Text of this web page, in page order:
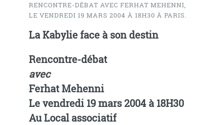
RENCONTRE-DÉBAT AVEC FERHAT MEHENNI,
LE VENDREDI 19 MARS 2004 À 18H30 À PARIS.
La Kabylie face à son destin
Rencontre-débat
avec
Ferhat Mehenni
Le vendredi 19 mars 2004 à 18H30
Au Local associatif